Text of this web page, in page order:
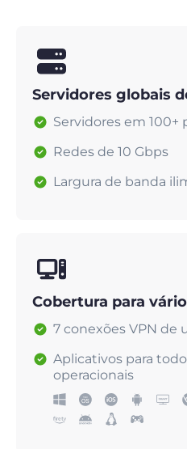
Servidores globais
Servidores em 100+
Redes de 10 Gbps
Largura de banda
Cobertura para
7 conexões VPN de
Aplicativos para
operacionais